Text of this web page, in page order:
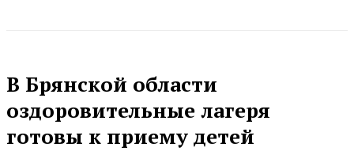
В Брянской области
оздоровительные лагеря
готовы к приему детей